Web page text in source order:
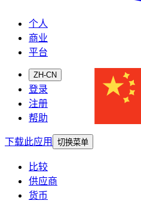
个人
商业
平台
ZH-CN
登录
注册
帮助
下载此应用
切换菜单
比较
供应商
货币